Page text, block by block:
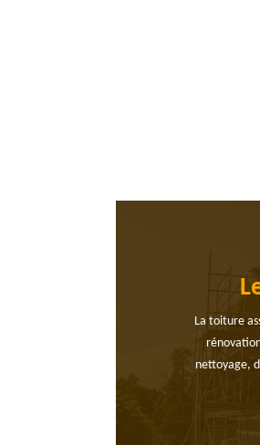
La toiture
nettoyage,